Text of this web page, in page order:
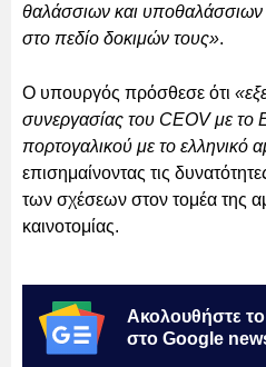
θαλάσσιων και υποθαλάσσιων
στο πεδίο δοκιμών τους».
Ο υπουργός πρόσθεσε ότι
συνεργασίας του CEOV με
πορτογαλικού με το ελληνικό
επισημαίνοντας τις
των σχέσεων στον τομέα της
καινοτομίας.
Ακολουθήστε
στο Google